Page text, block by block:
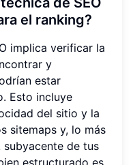
el ranking?
implica verificar la
y
estar
Esto incluye
del sitio y la
sitemaps y, lo más
de tus